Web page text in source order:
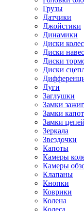
Грузы
Датчики
Джойстики
Динамики
Диски
Диски
Диски
Диски
Дуги
Заглушки
Замки
Замки
Замки цепей
Зеркала
Звездочки
Капоты
Камеры
Камеры
Клапаны
Кнопки
Коврики
Колена
Колеса